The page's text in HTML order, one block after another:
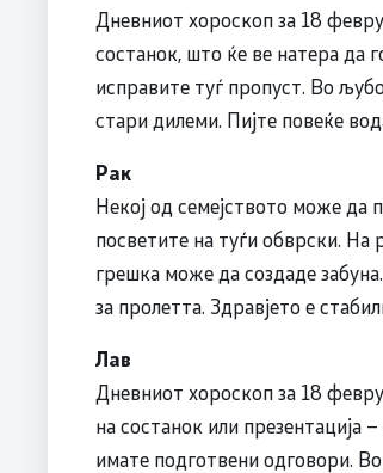
Дневниот хороскоп за 18
состанок, што ќе ве натера да
исправите туѓ пропуст. Во
стари дилеми. Пијте повеќе
Рак
Некој од семејството може да
посветите на туѓи обврски.
грешка може да создаде
за пролетта. Здравјето е
Лав
Дневниот хороскоп за 18
на состанок или презентација
имате подготвени одговори.